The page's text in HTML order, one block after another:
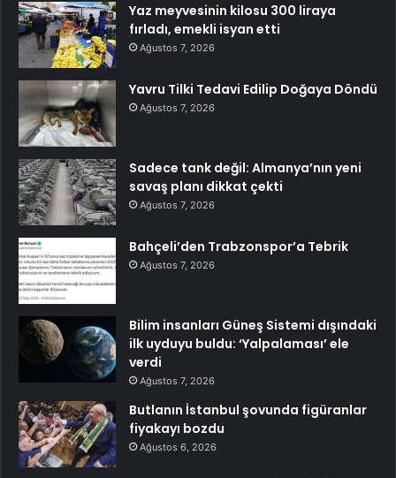
Yaz meyvesinin kilosu 300 liraya
fırladı, emekli isyan etti
Ağustos 7, 2026
Yavru Tilki Tedavi Edilip Doğaya Döndü
Ağustos 7, 2026
Sadece tank değil: Almanya’nın yeni
savaş planı dikkat çekti
Ağustos 7, 2026
Bahçeli’den Trabzonspor’a Tebrik
Ağustos 7, 2026
Bilim insanları Güneş Sistemi dışındaki
ilk uyduyu buldu: ‘Yalpalaması’ ele
verdi
Ağustos 7, 2026
Butlanın İstanbul şovunda figüranlar
fiyakayı bozdu
Ağustos 6, 2026